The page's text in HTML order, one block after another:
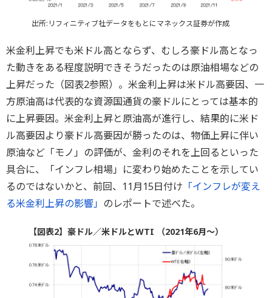
出所:リフィニティブ社データをもとにマネックス証券が作成
米金利上昇でも米ドル高とならず、むしろ豪ドル高となっ
た動きをある程度説明できそうだったのは原油相場などの
上昇だった（図表2参照）。米金利上昇は米ドル高要因、一
方原油高は代表的な資源国通貨の豪ドルにとっては基本的
に上昇要因。米金利上昇と原油高が進行し、結果的に米ド
ル高要因より豪ドル高要因が勝ったのは、物価上昇に伴い
原油など「モノ」の評価が、金利のそれを上回るといった
具合に、「インフレ相場」に変わり始めたことを示してい
るのではないかと、前回、11月15日付け 「インフレが変え
る米金利上昇の影響」 のレポートで述べた。
【図表2】豪ドル／米ドルとWTI （2021年6月～）